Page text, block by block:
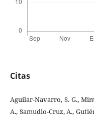
Citas
Aguilar-Navarro, S. G.,
A., Samudio-Cruz, A.,